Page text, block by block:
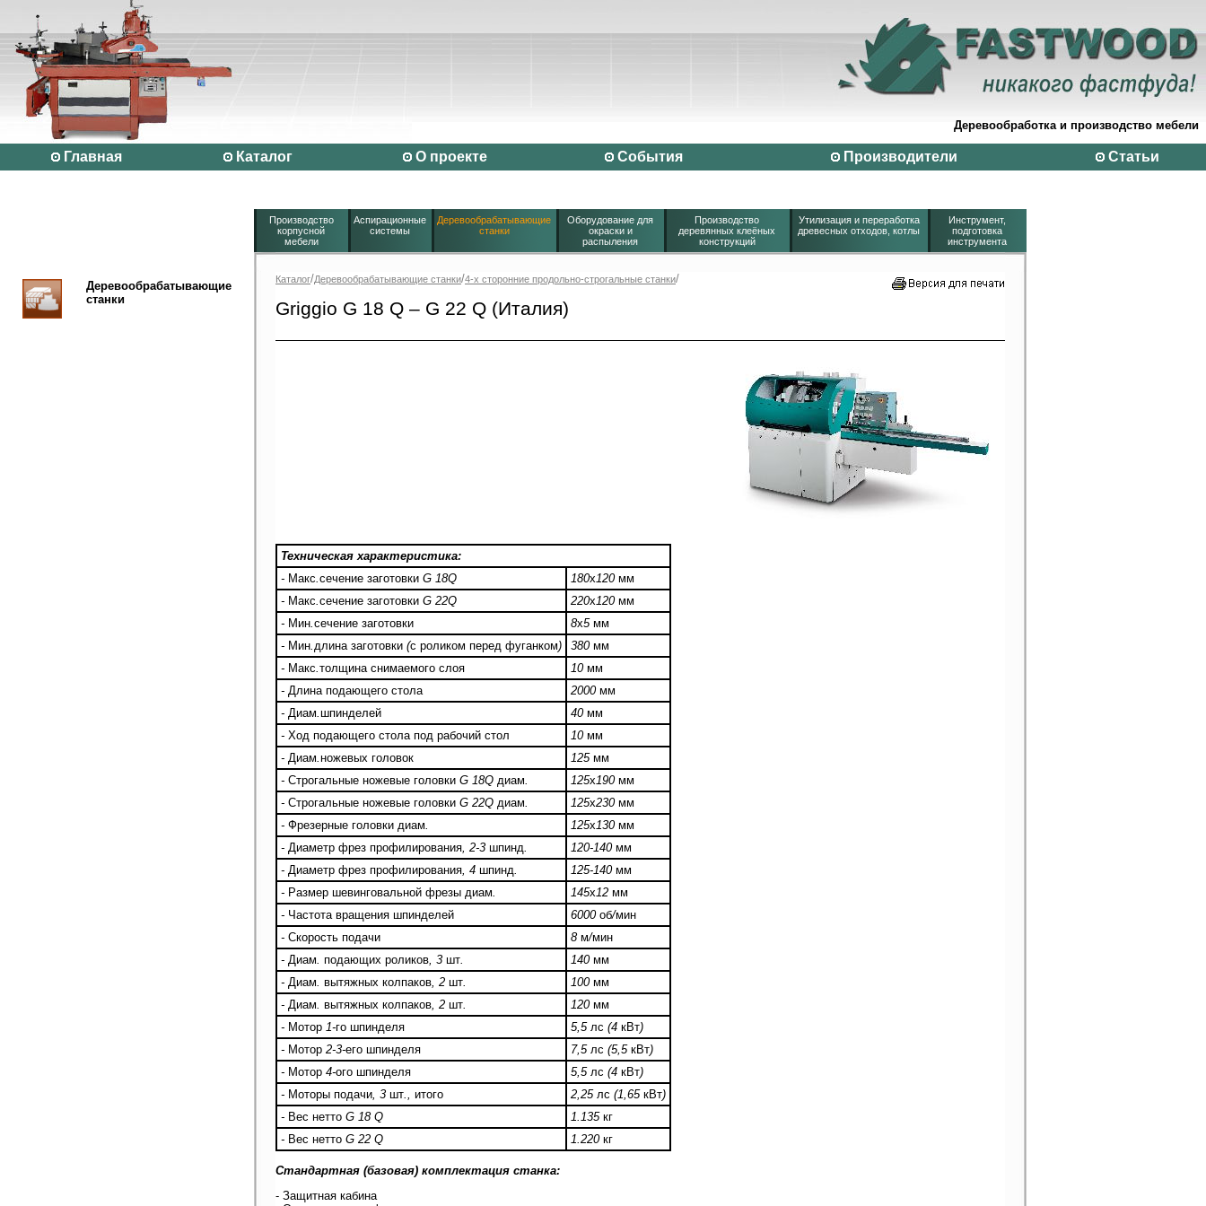
Деревообработка и производство мебели
Главная Каталог О проекте События Производители Статьи
Производство
корпусной
мебели
Аспирационные
системы
Деревообрабатывающие
станки
Оборудование для
окраски и
распыления
Производство
деревянных клеёных
конструкций
Утилизация и переработка
древесных отходов, котлы
Инструмент,
подготовка
инструмента
Деревообрабатывающие
станки
Каталог/Деревообрабатывающие станки/4-x сторонние продольно-строгальные станки/
Griggio G 18 Q – G 22 Q (Италия)
Техническая характеристика:
- Макс.сечение заготовки G 18Q 180х120 мм
- Макс.сечение заготовки G 22Q 220х120 мм
- Мин.сечение заготовки 8х5 мм
- Мин.длина заготовки (с роликом перед фуганком) 380 мм
- Макс.толщина снимаемого слоя 10 мм
- Длина подающего стола 2000 мм
- Диам.шпинделей 40 мм
- Ход подающего стола под рабочий стол 10 мм
- Диам.ножевых головок 125 мм
- Строгальные ножевые головки G 18Q диам. 125х190 мм
- Строгальные ножевые головки G 22Q диам. 125х230 мм
- Фрезерные головки диам. 125х130 мм
- Диаметр фрез профилирования, 2-3 шпинд. 120-140 мм
- Диаметр фрез профилирования, 4 шпинд. 125-140 мм
- Размер шевинговальной фрезы диам. 145х12 мм
- Частота вращения шпинделей 6000 об/мин
- Скорость подачи 8 м/мин
- Диам. подающих роликов, 3 шт. 140 мм
- Диам. вытяжных колпаков, 2 шт. 100 мм
- Диам. вытяжных колпаков, 2 шт. 120 мм
- Мотор 1-го шпинделя 5,5 лс (4 кВт)
- Мотор 2-3-его шпинделя 7,5 лс (5,5 кВт)
- Мотор 4-ого шпинделя 5,5 лс (4 кВт)
- Моторы подачи, 3 шт., итого 2,25 лс (1,65 кВт)
- Вес нетто G 18 Q 1.135 кг
- Вес нетто G 22 Q 1.220 кг
Стандартная (базовая) комплектация станка:
- Защитная кабина